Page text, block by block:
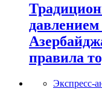
правила
Экспресс-